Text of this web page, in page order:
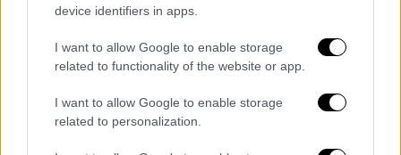
device identifiers in apps.
I want to allow Google to enable storage
related to functionality of the website or app.
I want to allow Google to enable storage
related to personalization.
Ο ομοσπονδιακός τεχνικός
κράτησε χαμηλούς τόνους ενόψει του
προολυμπιακού τουρνουά στο Ρόντερνταμ
ομάδα. «Χρειαζόμαστε να παραμείνουμε
προσεκτικοί και να μαθαίνουμε από κάθε τι